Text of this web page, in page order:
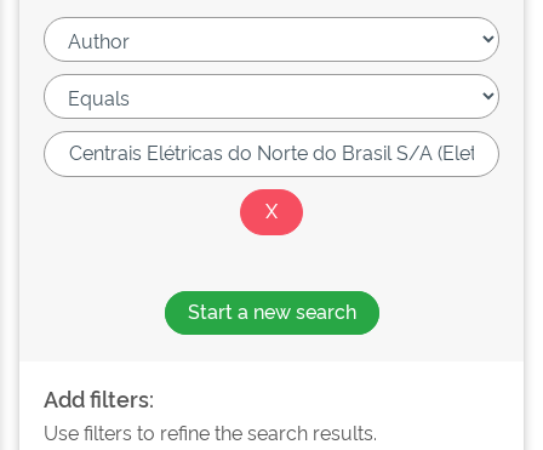
Start a new search
Add filters:
Use filters to refine the search results.